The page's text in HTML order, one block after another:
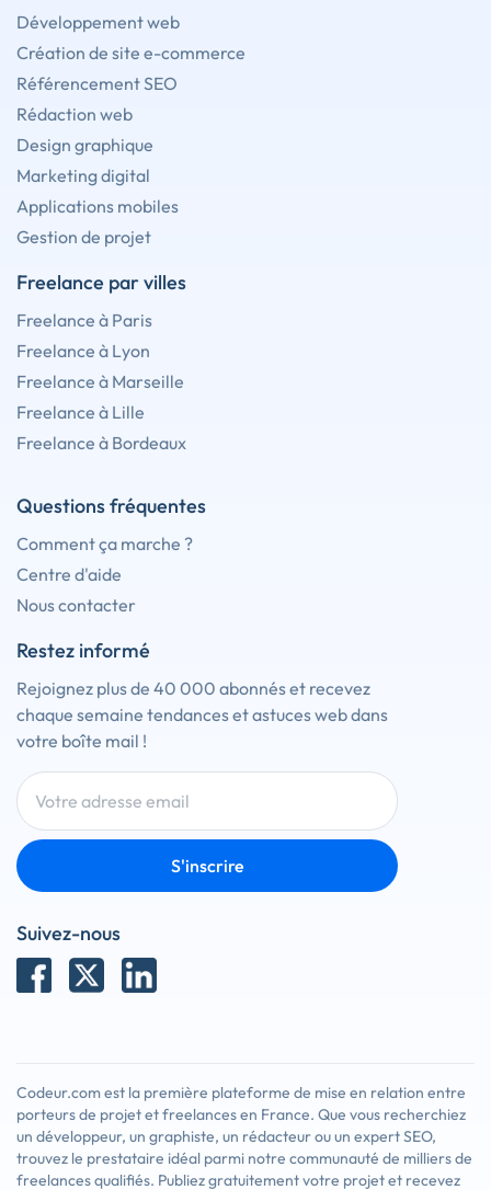
Développement web
Création de site e-commerce
Référencement SEO
Rédaction web
Design graphique
Marketing digital
Applications mobiles
Gestion de projet
Freelance par villes
Freelance à Paris
Freelance à Lyon
Freelance à Marseille
Freelance à Lille
Freelance à Bordeaux
Questions fréquentes
Comment ça marche ?
Centre d'aide
Nous contacter
Restez informé
Rejoignez plus de 40 000 abonnés et recevez
chaque semaine tendances et astuces web dans
votre boîte mail !
S'inscrire
Suivez-nous
Codeur.com est la première plateforme de mise en relation entre
porteurs de projet et freelances en France. Que vous recherchiez
un développeur, un graphiste, un rédacteur ou un expert SEO,
trouvez le prestataire idéal parmi notre communauté de milliers de
freelances qualifiés. Publiez gratuitement votre projet et recevez